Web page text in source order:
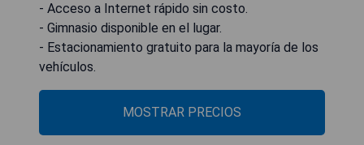
- Acceso a Internet rápido sin costo.
- Gimnasio disponible en el lugar.
- Estacionamiento gratuito para la mayoría de los
vehículos.
MOSTRAR PRECIOS